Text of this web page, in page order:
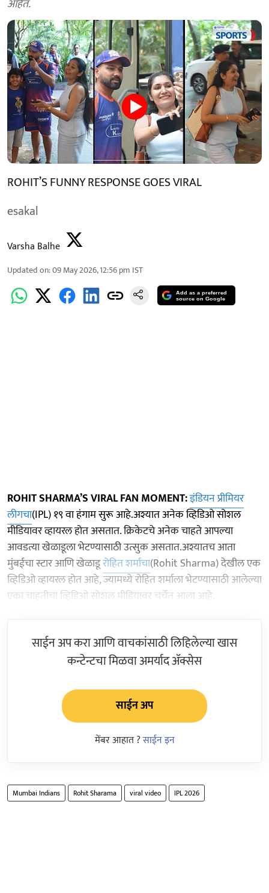
आहेत.
ROHIT’S FUNNY RESPONSE GOES VIRAL
esakal
Varsha Balhe
Updated on:09 May 2026, 12:56 pm IST
Add as a preferred
source on Google
ROHIT SHARMA’S VIRAL FAN MOMENT:इंडियन प्रीमियर
लीगचा(IPL) १९ वा हंगाम सुरू आहे.अश्यात अनेक व्हिडिओ सोशल
मीडियावर व्हायरल होत असतात. क्रिकेटचे अनेक चाहते आपल्या
आवडत्या खेळाडूला भेटण्यासाठी उत्सुक असतात.अश्यातच आता
मुंबईचा स्टार आणि खेळाडूरोहित शर्माचा(Rohit Sharma) देखील एक
व्हिडिओ व्हायरल होत आहे, ज्यामध्ये रोहित शर्माला भेटण्यासाठी आलेल्या
एका चाहतीचा व्हिडिओ सोशल मीडियावर चर्चेत आला आहे.
साईन अप करा आणि वाचकांसाठी लिहिलेल्या खास
कन्टेन्टचा मिळवा अमर्याद ॲक्सेस
साईन अप
मेंबर आहात ?साईन इन
Mumbai Indians Rohit Sharama viral video IPL 2026